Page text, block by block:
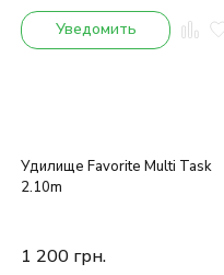
Уведомить
Удилище Favorite Multi Task
2.10m
1 200 грн.